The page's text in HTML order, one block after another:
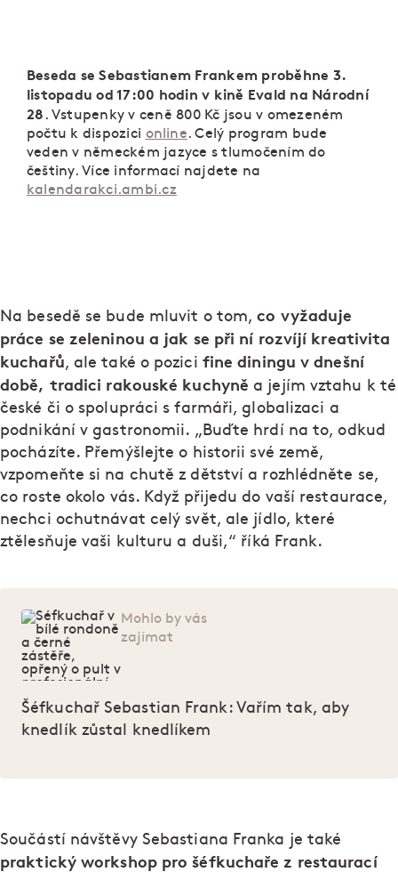
Beseda se Sebastianem Frankem proběhne 3.
listopadu od 17:00 hodin v kině Evald na Národní
28 . Vstupenky v ceně 800 Kč jsou v omezeném
počtu k dispozici online . Celý program bude
veden v německém jazyce s tlumočením do
češtiny. Více informací najdete na
kalendarakci.ambi.cz
Na besedě se bude mluvit o tom,co vyžaduje
práce se zeleninou a jak se při ní rozvíjí kreativita
kuchařů, ale také o pozici fine diningu v dnešní
době, tradici rakouské kuchyně a jejím vztahu k té
české či o spolupráci s farmáři, globalizaci a
podnikání v gastronomii. „Buďte hrdí na to, odkud
pocházíte. Přemýšlejte o historii své země,
vzpomeňte si na chutě z dětství a rozhlédněte se,
co roste okolo vás. Když přijedu do vaší restaurace,
nechci ochutnávat celý svět, ale jídlo, které
ztělesňuje vaši kulturu a duši,“ říká Frank.
Mohlo by vás
zajímat
Šéfkuchař Sebastian Frank: Vařím tak, aby
knedlík zůstal knedlíkem
Součástí návštěvy Sebastiana Franka je také
praktický workshop pro šéfkuchaře z restaurací